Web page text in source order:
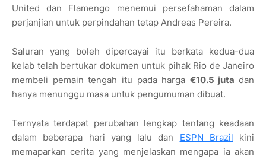
United dan Flamengo menemui persefahaman dalam
perjanjian untuk perpindahan tetap Andreas Pereira.
Saluran yang boleh dipercayai itu berkata kedua-dua
kelab telah bertukar dokumen untuk pihak Rio de Janeiro
membeli pemain tengah itu pada harga €10.5 juta dan
hanya menunggu masa untuk pengumuman dibuat.
Ternyata terdapat perubahan lengkap tentang keadaan
dalam beberapa hari yang lalu dan ESPN Brazil kini
memaparkan cerita yang menjelaskan mengapa ia akan